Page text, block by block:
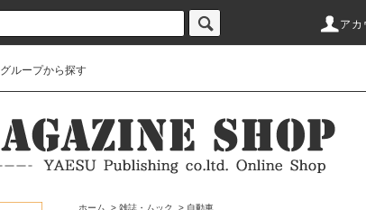
アカ
グループから探す
ホーム > 雑誌・ムック > 自動車